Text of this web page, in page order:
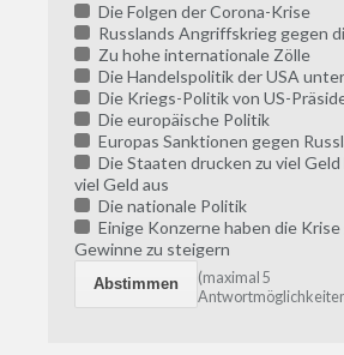
Die Folgen der Corona-Krise
Russlands Angriffskrieg gegen
Zu hohe internationale Zölle
Die Handelspolitik der USA
Die Kriegs-Politik von US-
Die europäische Politik
Europas Sanktionen gegen
Die Staaten drucken zu viel Geld
viel Geld aus
Die nationale Politik
Einige Konzerne haben die
Gewinne zu steigern
(maximal 5